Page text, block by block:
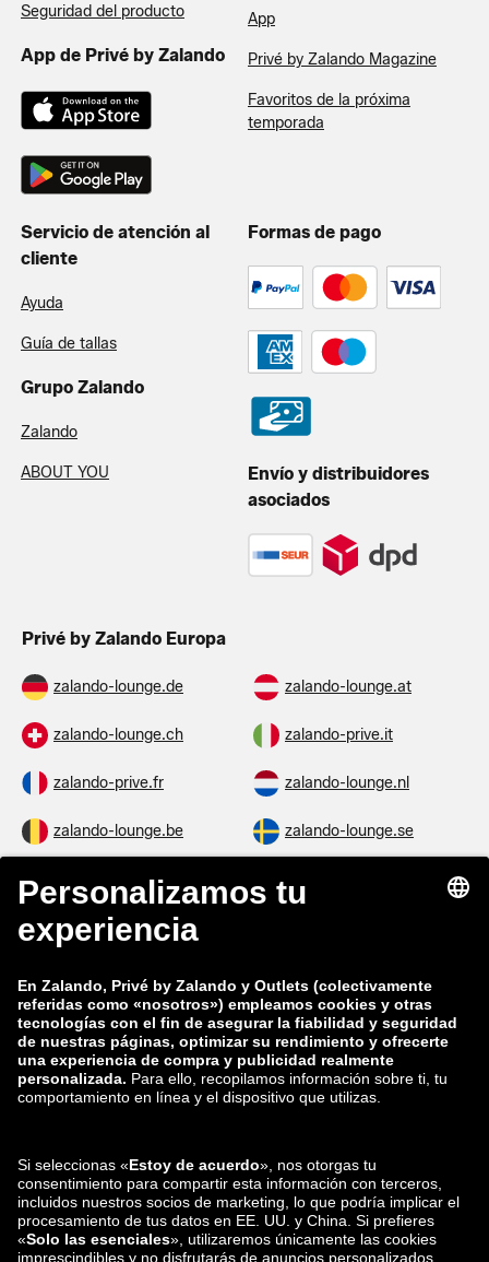
Seguridad del producto
App de Privé by Zalando
App
Privé by Zalando Magazine
Favoritos de la próxima
temporada
Servicio de atención al
cliente
Ayuda
Guía de tallas
Grupo Zalando
Zalando
ABOUT YOU
Formas de pago
Envío y distribuidores
asociados
Privé by Zalando Europa
zalando-lounge.de zalando-lounge.at
zalando-lounge.ch zalando-prive.it
zalando-prive.fr zalando-lounge.nl
zalando-lounge.be zalando-lounge.se
zalando-lounge.fi
zalando-lounge.co.uk
zalando-prive.es
zalando-lounge.lt zalando-lounge.sk
zalando-lounge.ro zalando-lounge.hr
zalando-lounge.lu zalando-lounge.ee
zalando-lounge.lv zalando-lounge.no